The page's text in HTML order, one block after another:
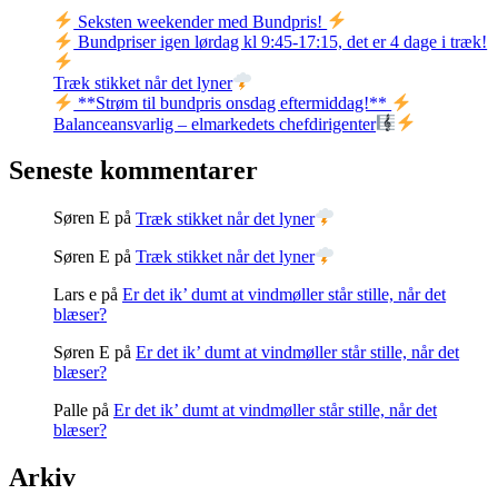
Seksten weekender med Bundpris!
Bundpriser igen lørdag kl 9:45-17:15, det er 4 dage i træk!
Træk stikket når det lyner
**Strøm til bundpris onsdag eftermiddag!**
Balanceansvarlig – elmarkedets chefdirigenter
Seneste kommentarer
Søren E på Træk stikket når det lyner
Søren E på Træk stikket når det lyner
Lars e på Er det ik’ dumt at vindmøller står stille, når det
blæser?
Søren E på Er det ik’ dumt at vindmøller står stille, når det
blæser?
Palle på Er det ik’ dumt at vindmøller står stille, når det
blæser?
Arkiv